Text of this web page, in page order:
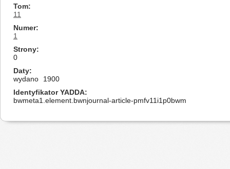
Tom
11
Numer
1
Strony
0
Daty
wydano
1900
Identyfikator YADDA
bwmeta1.element.bwnjournal-article-pmfv11i1p0bwm